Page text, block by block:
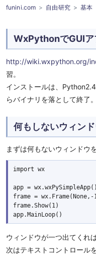
funini.com 自由研究 基本
WxPythonでGUIア
http://wiki.wxpython.org/
習。
インストールは、
らバイナリを落として終了。
何もしないウィンド
まずは何もないウィンドウ
import wx
app = wx.wxPySimpleApp()
frame =
frame.Show(1)
ウィンドウが一つ出てくれ
次はテキストコントロール